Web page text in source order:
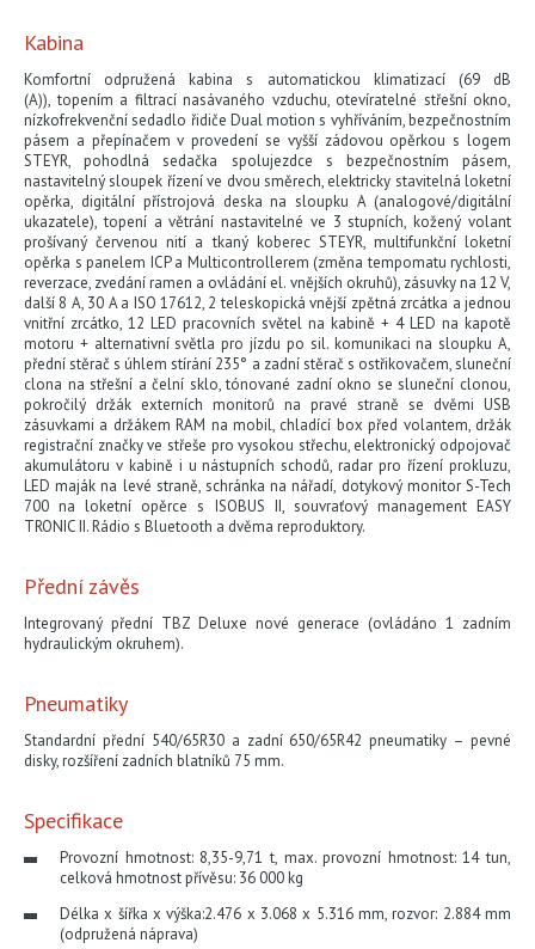
Kabina
Komfortní odpružená kabina s automatickou klimatizací (69 dB
(A)), topením a filtrací nasávaného vzduchu, otevíratelné střešní okno,
nízkofrekvenční sedadlo řidiče Dual motion s vyhříváním, bezpečnostním
pásem a přepínačem v provedení se vyšší zádovou opěrkou s logem
STEYR, pohodlná sedačka spolujezdce s bezpečnostním pásem,
nastavitelný sloupek řízení ve dvou směrech, elektricky stavitelná loketní
opěrka, digitální přístrojová deska na sloupku A (analogové/digitální
ukazatele), topení a větrání nastavitelné ve 3 stupních, kožený volant
prošívaný červenou nití a tkaný koberec STEYR, multifunkční loketní
opěrka s panelem ICP a Multicontrollerem (změna tempomatu rychlosti,
reverzace, zvedání ramen a ovládání el. vnějších okruhů), zásuvky na 12 V,
další 8 A, 30 A a ISO 17612, 2 teleskopická vnější zpětná zrcátka a jednou
vnitřní zrcátko, 12 LED pracovních světel na kabině + 4 LED na kapotě
motoru + alternativní světla pro jízdu po sil. komunikaci na sloupku A,
přední stěrač s úhlem stírání 235° a zadní stěrač s ostřikovačem, sluneční
clona na střešní a čelní sklo, tónované zadní okno se sluneční clonou,
pokročilý držák externích monitorů na pravé straně se dvěmi USB
zásuvkami a držákem RAM na mobil, chladící box před volantem, držák
registrační značky ve střeše pro vysokou střechu, elektronický odpojovač
akumulátoru v kabině i u nástupních schodů, radar pro řízení prokluzu,
LED maják na levé straně, schránka na nářadí, dotykový monitor S-Tech
700 na loketní opěrce s ISOBUS II, souvraťový management EASY
TRONIC II. Rádio s Bluetooth a dvěma reproduktory.
Přední závěs
Integrovaný přední TBZ Deluxe nové generace (ovládáno 1 zadním
hydraulickým okruhem).
Pneumatiky
Standardní přední 540/65R30 a zadní 650/65R42 pneumatiky – pevné
disky, rozšíření zadních blatníků 75 mm.
Specifikace
Provozní hmotnost: 8,35-9,71 t, max. provozní hmotnost: 14 tun,
celková hmotnost přívěsu: 36 000 kg
Délka x šířka x výška:2.476 x 3.068 x 5.316 mm, rozvor: 2.884 mm
(odpružená náprava)